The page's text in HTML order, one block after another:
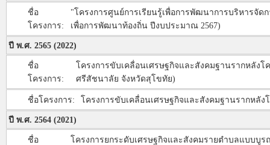
ชื่อ
โครงการ:
"โครงการศูนย์การเรียนรู้เพื่อการพัฒนาการบริหารจั
เพื่อการพัฒนาท้องถิ่น ปีงบประมาณ 2567)
ปี พ.ศ. 2565 (2022)
ชื่อ
โครงการ:
โครงการขับเคลื่อนเศรษฐกิจและสังคมฐานรากหลัง
ศรีสัชนาลัย จังหวัดสุโขทัย)
ชื่อโครงการ: โครงการขับเคลื่อนเศรษฐกิจและสังคมฐานรากหลั
ปี พ.ศ. 2564 (2021)
ชื่อ
โครงการยกระดับเศรษฐกิจและสังคมรายตำบลแบบบู